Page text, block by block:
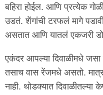
बहिरा होईल. आणि प्रत्येक
उडतं. शेंगांची टरफलं मागे
असतात आणि यातलं एकजरी
एकंदर आपल्या दिवाळीमधे जसा
तसाच वास रेंजमधे असतो.
नाही. थोडक्यात दिवाळीतल्या